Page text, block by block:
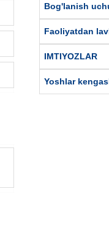
Bog'lanish
Faoliyatdan
IMTIYOZLAR
Yoshlar